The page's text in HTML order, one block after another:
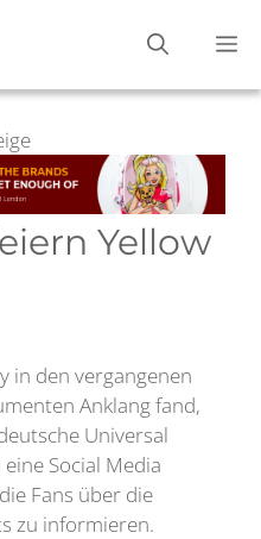
Yellow
in den vergangenen
Anklang fand,
Universal
Social Media
Fans über die
zu informieren.